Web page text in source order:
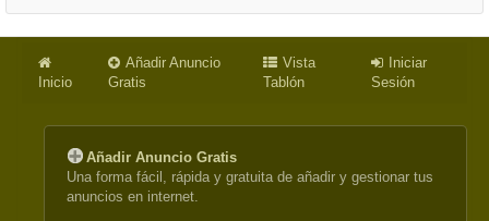
Inicio
Añadir Anuncio
Gratis
Vista
Tablón
Iniciar
Sesión
Añadir Anuncio Gratis
Una forma fácil, rápida y gratuita de añadir y gestionar tus
anuncios en internet.